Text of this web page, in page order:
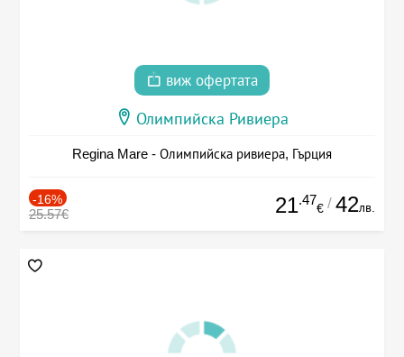
виж офертата
Олимпийска Ривиера
Regina Mare - Олимпийска ривиера, Гърция
-16%
25.57€ 21.47
€ / 42лв.